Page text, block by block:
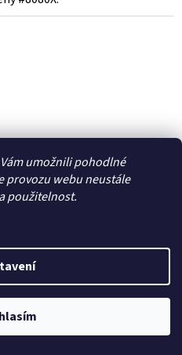
umožnili pohodlné
provozu webu neustále
použitelnost.
2001 Jeep Cherokee
- PRO363500